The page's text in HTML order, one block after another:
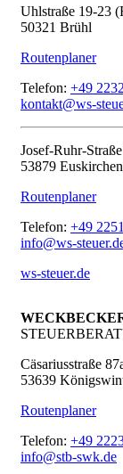
Uhlstraße 19-23
50321 Brühl
Routenplaner
Telefon: +49
kontakt@ws-
Josef-Ruhr-
53879 Euskirchen
Routenplaner
Telefon: +49
info@ws-
ws-steuer.de
Cäsariusstraße
53639
Routenplaner
Telefon: +49
info@stb-swk.de